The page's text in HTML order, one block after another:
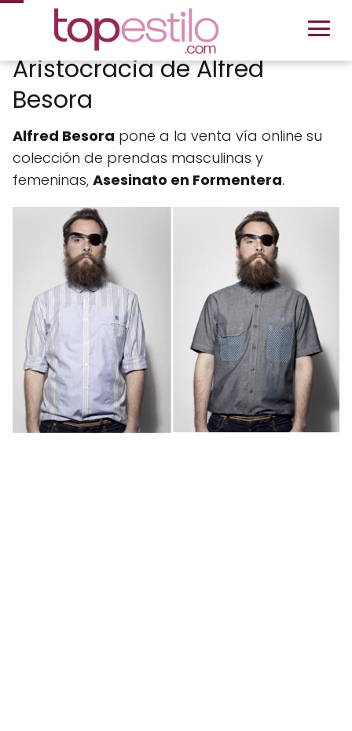
Aristocracia de Alfred
Besora
Alfred Besora pone a la venta vía online su
colección de prendas masculinas y
femeninas, Asesinato en Formentera.